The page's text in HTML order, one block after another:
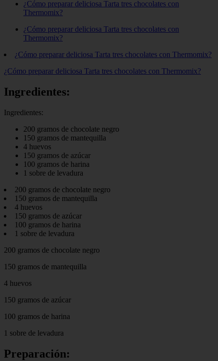
¿Cómo preparar deliciosa Tarta tres chocolates con
Thermomix?
¿Cómo preparar deliciosa Tarta tres chocolates con
Thermomix?
¿Cómo preparar deliciosa Tarta tres chocolates con Thermomix?
¿Cómo preparar deliciosa Tarta tres chocolates con Thermomix?
Ingredientes:
Ingredientes:
200 gramos de chocolate negro
150 gramos de mantequilla
4 huevos
150 gramos de azúcar
100 gramos de harina
1 sobre de levadura
200 gramos de chocolate negro
150 gramos de mantequilla
4 huevos
150 gramos de azúcar
100 gramos de harina
1 sobre de levadura
200 gramos de chocolate negro
150 gramos de mantequilla
4 huevos
150 gramos de azúcar
100 gramos de harina
1 sobre de levadura
Preparación: